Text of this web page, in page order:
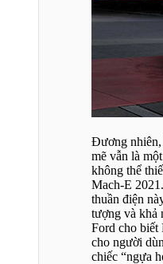
Đương nhiên,
mẽ vẫn là
không thể
Mach-E
thuần điện
tượng và khả
Ford cho biết
cho người
chiếc “ngựa